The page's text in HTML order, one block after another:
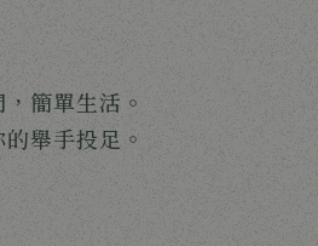
簡單生活。
舉手投足。